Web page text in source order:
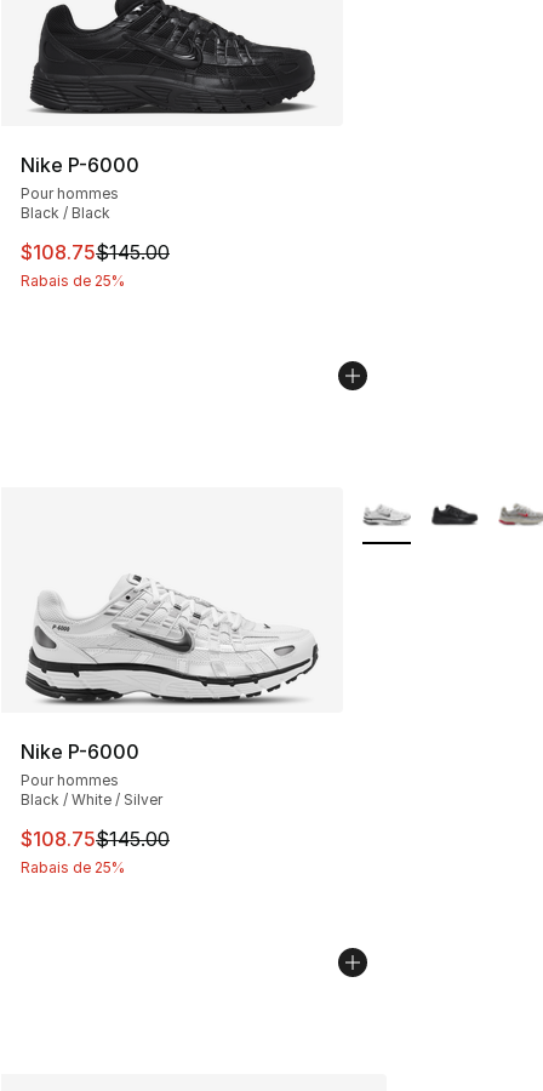
Nike P-6000
Pour hommes
Black / Black
Cet article est en solde. Le prix est passé de $145.00 à
$108.75$145.00
Rabais de 25%
Nike P-6000
Pour hommes
Black / White / Silver
Cet article est en solde. Le prix est passé de $145.00 à
$108.75$145.00
Rabais de 25%
Plus de couleurs